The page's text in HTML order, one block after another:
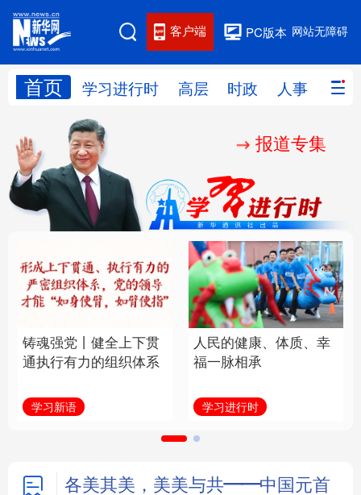
网站无障碍
PC版本
客户端
首页 学习进行时 高层 时政 人事 国际
网站地图
学习进行时 人事
国际 财经 网评
思客智库 全球连线 教育
科技 科创 量子 体育
文化 书画 健康 军事
访谈 视频 图片 政务
学术中国 乡村振兴 银龄 溯源中国
报道专集
铸魂强党丨健全上下贯
通执行有力的组织体系
学习新语
人民的健康、体质、幸
福一脉相承
学习进行时
各美其美，美美与共——中国元首